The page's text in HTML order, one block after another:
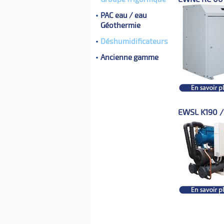
PAC eau / eau
Géothermie
Déshumidificateurs
Ancienne gamme
EWSL K190